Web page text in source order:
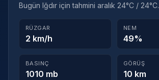
Bugün Iğdır için tahmini aralık 24°C / 24°C.
RÜZGAR
2 km/h
NEM
49%
BASINÇ
1010 mb
GÖRÜŞ
10 km